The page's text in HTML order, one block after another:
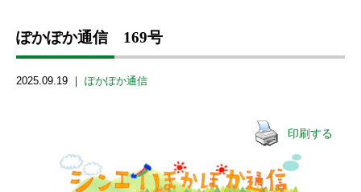
ぽかぽか通信 169号
2025.09.19 ｜ ぽかぽか通信
印刷する